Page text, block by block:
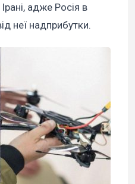
адже Росія в
неї надприбутки.